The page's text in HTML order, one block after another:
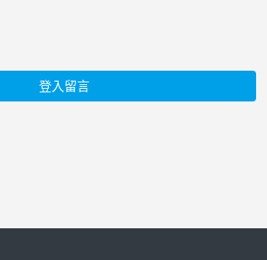
登入留言